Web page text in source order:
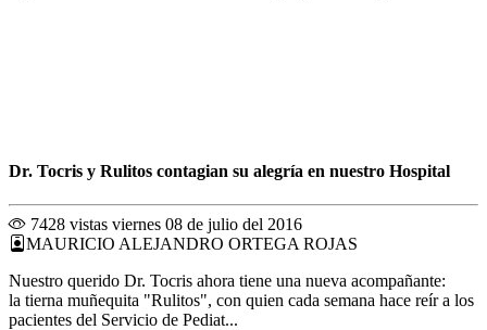
Dr. Tocris y Rulitos contagian su alegría en nuestro Hospital
7428 vistas viernes 08 de julio del 2016
MAURICIO ALEJANDRO ORTEGA ROJAS
Nuestro querido Dr. Tocris ahora tiene una nueva acompañante:
la tierna muñequita "Rulitos", con quien cada semana hace reír a los
pacientes del Servicio de Pediat...